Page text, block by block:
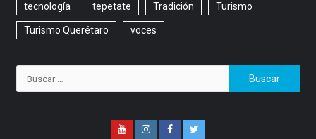
tecnología tepetate Tradición Turismo
Turismo Querétaro voces